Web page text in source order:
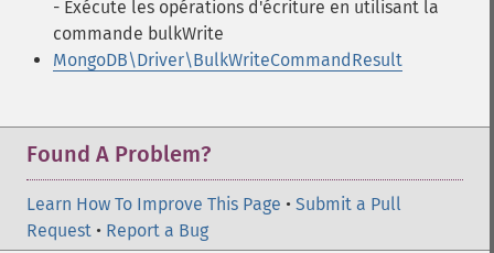
- Exécute les opérations d'écriture en utilisant la
commande bulkWrite
MongoDB\Driver\BulkWriteCommandResult
Found A Problem?
Learn How To Improve This Page • Submit a Pull
Request • Report a Bug